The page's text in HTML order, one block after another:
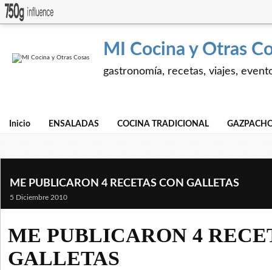
MI Cocina y Otras
gastronomía, recetas, viajes,
Inicio ENSALADAS COCINA TRADICIONAL
ME PUBLICARON 4 RECETAS CON GALLETAS
5 Diciembre 2010
ME PUBLICARON 4
GALLETAS